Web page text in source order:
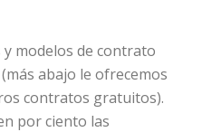
modelos de contrato
abajo le ofrecemos
contratos gratuitos).
por ciento las